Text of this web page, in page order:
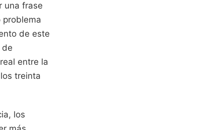
una frase
problema
de este
de
entre la
treinta
los